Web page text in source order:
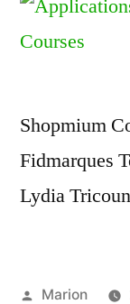
Shopmium
Fidmarques
Lydia
Publié
Marion